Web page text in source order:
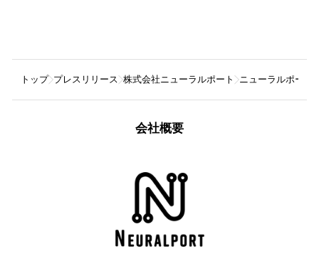
トップ プレスリリース 株式会社ニューラルポート ニューラルポート
会社概要